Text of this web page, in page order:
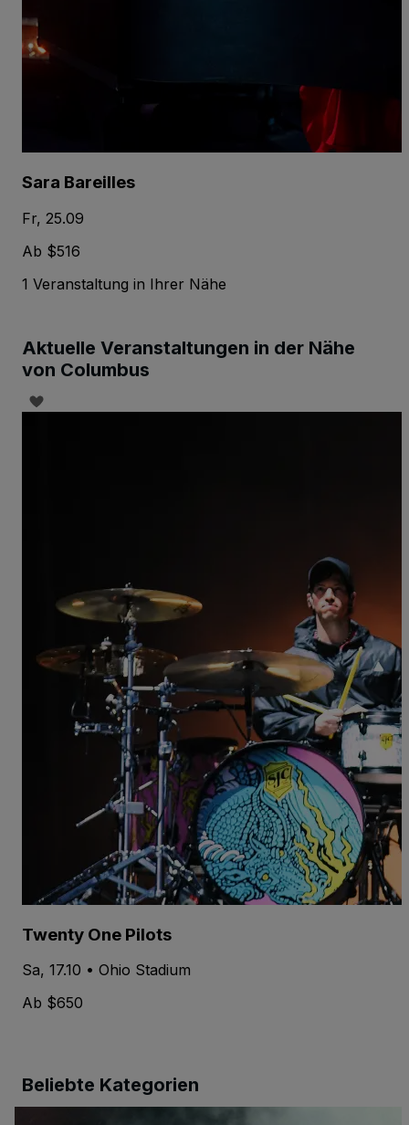
Sara Bareilles
Fr, 25.09
Ab $516
1 Veranstaltung in Ihrer Nähe
Aktuelle Veranstaltungen in der Nähe
von Columbus
Twenty One Pilots
Sa, 17.10 • Ohio Stadium
Ab $650
Beliebte Kategorien